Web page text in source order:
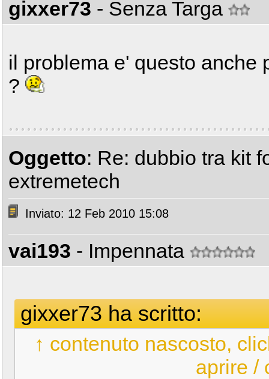
gixxer73 - Senza Targa
il problema e' questo anche
?
Oggetto: Re: dubbio tra kit
extremetech
Inviato: 12 Feb 2010 15:08
vai193 - Impennata
gixxer73 ha scritto:
↑ contenuto nascosto,
aprire /